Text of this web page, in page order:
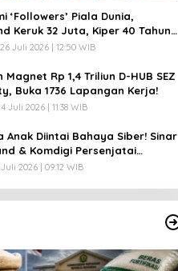
‘Followers’ Piala Dunia,
Keruk 32 Juta, Kiper 40 Tahun
Juli 2026 | 12:50 WIB
Magnet Rp 1,4 Triliun D-HUB SEZ
Buka 1736 Lapangan Kerja!
Juli 2026 | 11:38 WIB
Anak Diintai Bahaya Siber! Sinar
& Komdigi Persenjatai
Guru!
2026 | 09:12 WIB